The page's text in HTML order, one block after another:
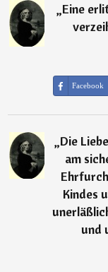
„Eine
Facebook
„Die
am
Kindes
und